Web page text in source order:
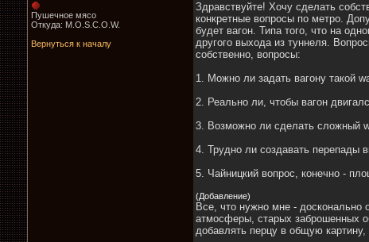
Пушечное мясо
Откуда: M.O.S.C.O.W.
Вернуться к началу
Здравствуйте! Хочу сделать
конкретные вопросы по метро.
будет вагон. Типа того, что на
другого выхода из туннеля.
собственно, вопросы:
1. Можно ли задать вагону такой
2. Реально ли, чтобы вагон
3. Возможно ли сделать сложный
4. Трудно ли создавать перепады
5. Чайницкий вопрос, конечно -
(Добавление)
Все, что нужно мне - досконально
атмосферы, старых заброшенных
добавлять перцу в общую